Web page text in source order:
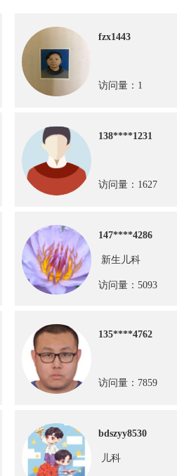
fzx1443
访问量：1
138****1231
访问量：1627
147****4286
新生儿科
访问量：5093
135****4762
访问量：7859
bdszyy8530
儿科